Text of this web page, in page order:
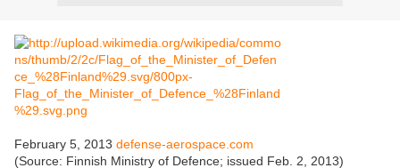
February 5, 2013 defense-aerospace.com
(Source: Finnish Ministry of Defence; issued Feb. 2, 2013)